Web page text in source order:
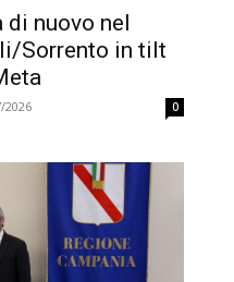
di nuovo nel
Sorrento in tilt
2026 0